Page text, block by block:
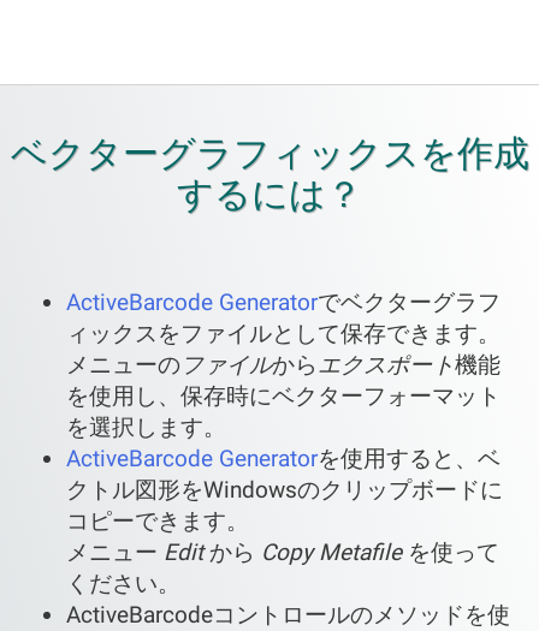
ベクターグラフィックスを作成
するには？
ActiveBarcode Generatorでベクターグラフ
ィックスをファイルとして保存できます。
メニューの ファイルからエクスポート機能
を使用し、保存時にベクターフォーマット
を選択します。
ActiveBarcode Generatorを使用すると、ベ
クトル図形をWindowsのクリップボードに
コピーできます。
メニュー Editから Copy Metafileを使って
ください。
ActiveBarcodeコントロールのメソッドを使